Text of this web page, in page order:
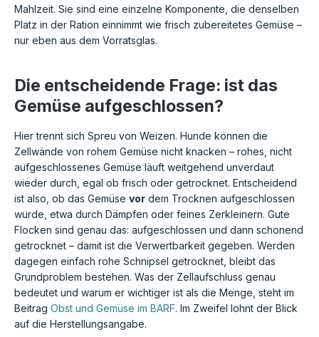
Mahlzeit. Sie sind eine einzelne Komponente, die denselben
Platz in der Ration einnimmt wie frisch zubereitetes Gemüse –
nur eben aus dem Vorratsglas.
Die entscheidende Frage: ist das
Gemüse aufgeschlossen?
Hier trennt sich Spreu von Weizen. Hunde können die
Zellwände von rohem Gemüse nicht knacken – rohes, nicht
aufgeschlossenes Gemüse läuft weitgehend unverdaut
wieder durch, egal ob frisch oder getrocknet. Entscheidend
ist also, ob das Gemüse vor dem Trocknen aufgeschlossen
wurde, etwa durch Dämpfen oder feines Zerkleinern. Gute
Flocken sind genau das: aufgeschlossen und dann schonend
getrocknet – damit ist die Verwertbarkeit gegeben. Werden
dagegen einfach rohe Schnipsel getrocknet, bleibt das
Grundproblem bestehen. Was der Zellaufschluss genau
bedeutet und warum er wichtiger ist als die Menge, steht im
Beitrag Obst und Gemüse im BARF. Im Zweifel lohnt der Blick
auf die Herstellungsangabe.